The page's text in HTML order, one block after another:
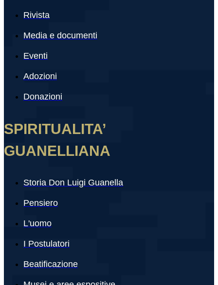
Rivista
Media e documenti
Eventi
Adozioni
Donazioni
SPIRITUALITA’
GUANELLIANA
Storia Don Luigi Guanella
Pensiero
L'uomo
I Postulatori
Beatificazione